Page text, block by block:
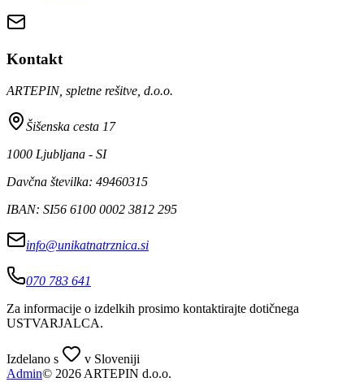
Kontakt
ARTEPIN, spletne rešitve, d.o.o.
Šišenska cesta 17
1000 Ljubljana - SI
Davčna številka: 49460315
IBAN: SI56 6100 0002 3812 295
info@unikatnatrznica.si
070 783 641
Za informacije o izdelkih prosimo kontaktirajte dotičnega
USTVARJALCA.
Izdelano s
v Sloveniji
Admin© 2026 ARTEPIN d.o.o.